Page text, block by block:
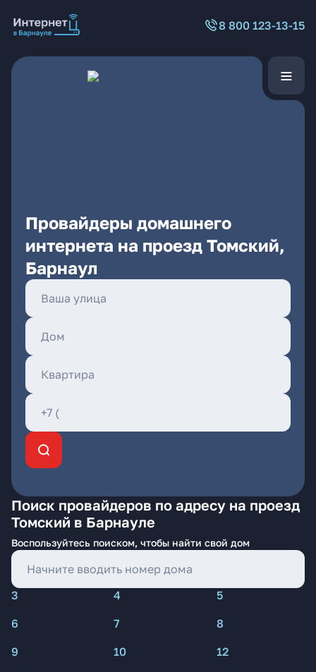
8 800 123-13-15
Провайдеры домашнего
интернета на проезд Томский,
Барнаул
Поиск провайдеров по адресу на проезд
Томский в Барнауле
Воспользуйтесь поиском, чтобы найти свой дом
3 4
5
6
7
8
9
10
12